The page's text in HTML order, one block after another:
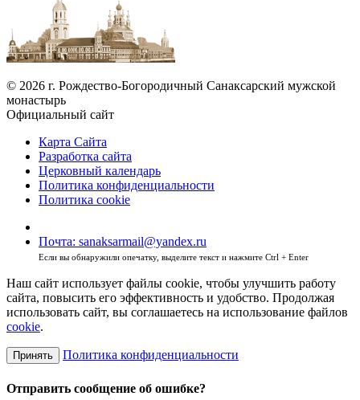
© 2026 г. Рождество-Богородичный Санаксарский мужской
монастырь
Официальный сайт
Карта Сайта
Разработка сайта
Церковный календарь
Политика конфиденциальности
Политика cookie
Почта: sanaksarmail@yandex.ru
Если вы обнаружили опечатку, выделите текст и нажмите Ctrl + Enter
Наш сайт использует файлы cookie, чтобы улучшить работу
сайта, повысить его эффективность и удобство. Продолжая
использовать сайт, вы соглашаетесь на использование файлов
cookie.
Принять Политика конфиденциальности
Отправить сообщение об ошибке?